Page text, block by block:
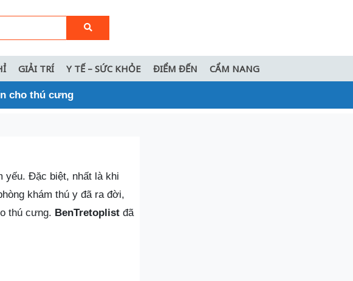
GIẢI TRÍ Y TẾ – SỨC KHỎE ĐIỂM ĐẾN CẨM NANG
cho thú cưng
yếu. Đặc biệt, nhất là khi
khám thú y đã ra đời,
thú cưng. BenTretoplist đã